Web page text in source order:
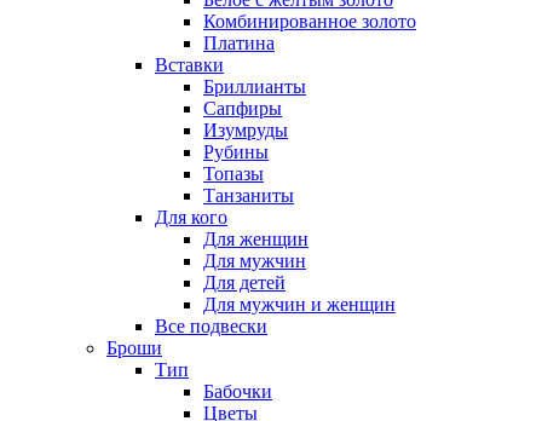
Комбинированное золото
Платина
Вставки
Бриллианты
Сапфиры
Изумруды
Рубины
Топазы
Танзаниты
Для кого
Для женщин
Для мужчин
Для детей
Для мужчин и женщин
Все подвески
Броши
Тип
Бабочки
Цветы